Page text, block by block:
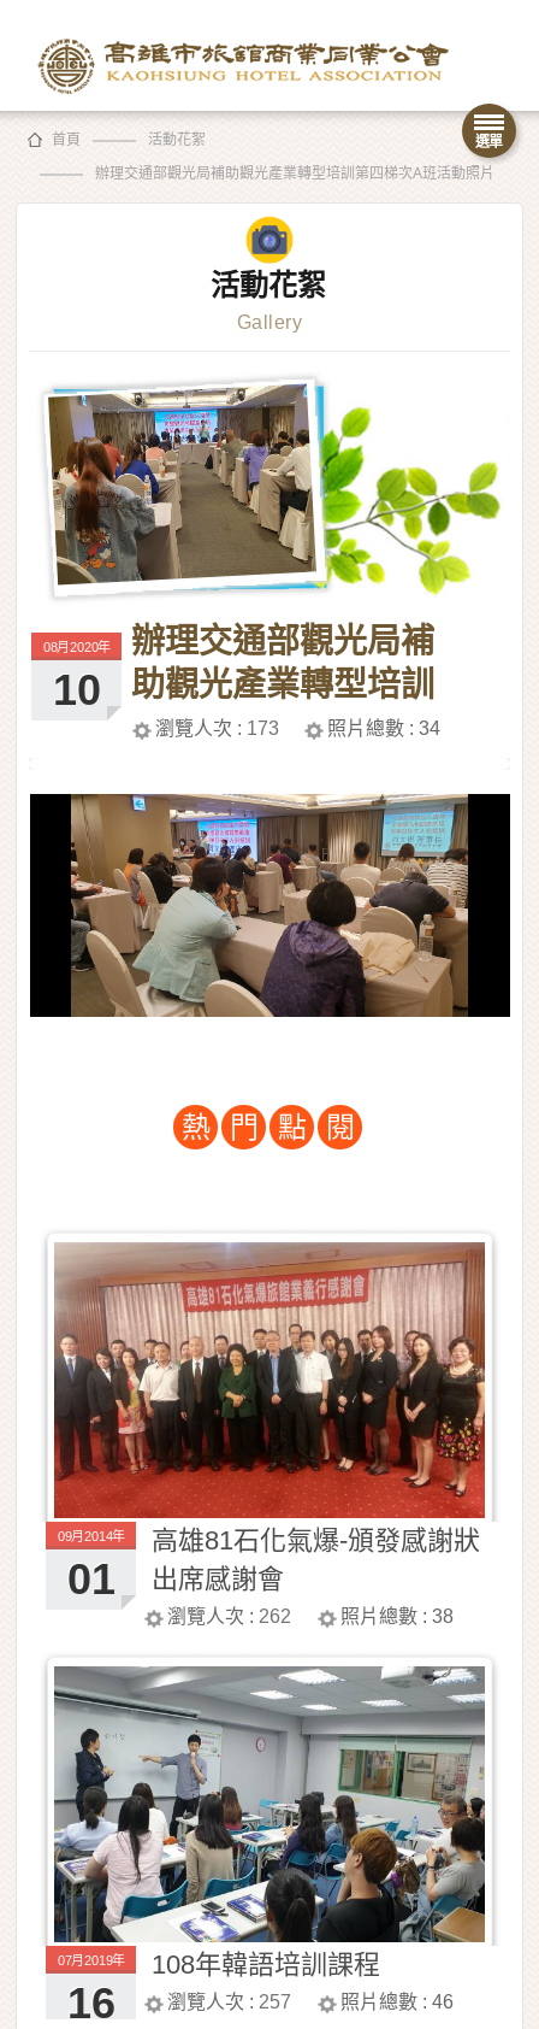
首頁
活動花絮
辦理交通部觀光局補助觀光產業轉型培訓第四梯次A班活動照片
活動花絮
Gallery
辦理交通部觀光局補
助觀光產業轉型培訓
第四梯次A班活動照
瀏覽人次 : 173 照片總數 :34
08月2020年
10
熱 門 點 閱
高雄81石化氣爆-頒發感謝狀
出席感謝會
瀏覽人次 : 262 照片總數 :38
09月2014年
01
108年韓語培訓課程
瀏覽人次 : 257 照片總數 :46
07月2019年
16